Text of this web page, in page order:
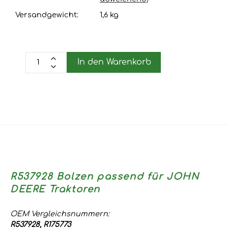
Versandgewicht:
1,6 kg
In den Warenkorb
R537928 Bolzen passend für JOHN
DEERE Traktoren
OEM Vergleichsnummern:
R537928, R175773